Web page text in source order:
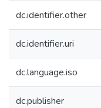
dc.identifier.other
dc.identifier.uri
dc.language.iso
dc.publisher